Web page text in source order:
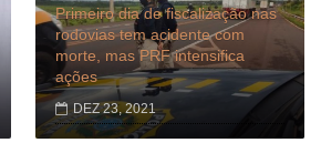
Primeiro dia de fiscalização nas
rodovias tem acidente com
morte, mas PRF intensifica
ações
DEZ 23, 2021